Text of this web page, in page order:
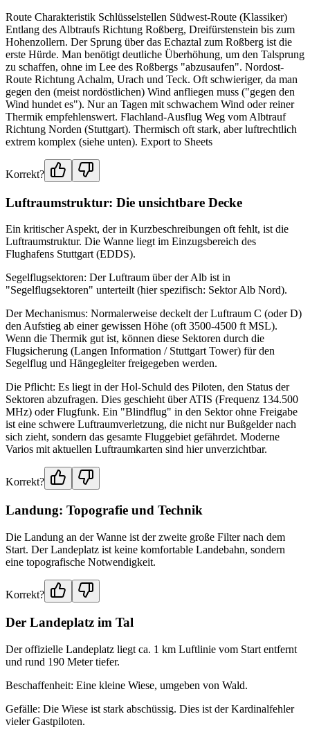
Route Charakteristik Schlüsselstellen Südwest-Route (Klassiker)
Entlang des Albtraufs Richtung Roßberg, Dreifürstenstein bis zum
Hohenzollern. Der Sprung über das Echaztal zum Roßberg ist die
erste Hürde. Man benötigt deutliche Überhöhung, um den Talsprung
zu schaffen, ohne im Lee des Roßbergs "abzusaufen". Nordost-
Route Richtung Achalm, Urach und Teck. Oft schwieriger, da man
gegen den (meist nordöstlichen) Wind anfliegen muss ("gegen den
Wind hundet es"). Nur an Tagen mit schwachem Wind oder reiner
Thermik empfehlenswert. Flachland-Ausflug Weg vom Albtrauf
Richtung Norden (Stuttgart). Thermisch oft stark, aber luftrechtlich
extrem komplex (siehe unten). Export to Sheets
Korrekt?
Luftraumstruktur: Die unsichtbare Decke
Ein kritischer Aspekt, der in Kurzbeschreibungen oft fehlt, ist die
Luftraumstruktur. Die Wanne liegt im Einzugsbereich des
Flughafens Stuttgart (EDDS).
Segelflugsektoren: Der Luftraum über der Alb ist in
"Segelflugsektoren" unterteilt (hier spezifisch: Sektor Alb Nord).
Der Mechanismus: Normalerweise deckelt der Luftraum C (oder D)
den Aufstieg ab einer gewissen Höhe (oft 3500-4500 ft MSL).
Wenn die Thermik gut ist, können diese Sektoren durch die
Flugsicherung (Langen Information / Stuttgart Tower) für den
Segelflug und Hängegleiter freigegeben werden.
Die Pflicht: Es liegt in der Hol-Schuld des Piloten, den Status der
Sektoren abzufragen. Dies geschieht über ATIS (Frequenz 134.500
MHz) oder Flugfunk. Ein "Blindflug" in den Sektor ohne Freigabe
ist eine schwere Luftraumverletzung, die nicht nur Bußgelder nach
sich zieht, sondern das gesamte Fluggebiet gefährdet. Moderne
Varios mit aktuellen Luftraumkarten sind hier unverzichtbar.
Korrekt?
Landung: Topografie und Technik
Die Landung an der Wanne ist der zweite große Filter nach dem
Start. Der Landeplatz ist keine komfortable Landebahn, sondern
eine topografische Notwendigkeit.
Korrekt?
Der Landeplatz im Tal
Der offizielle Landeplatz liegt ca. 1 km Luftlinie vom Start entfernt
und rund 190 Meter tiefer.
Beschaffenheit: Eine kleine Wiese, umgeben von Wald.
Gefälle: Die Wiese ist stark abschüssig. Dies ist der Kardinalfehler
vieler Gastpiloten.